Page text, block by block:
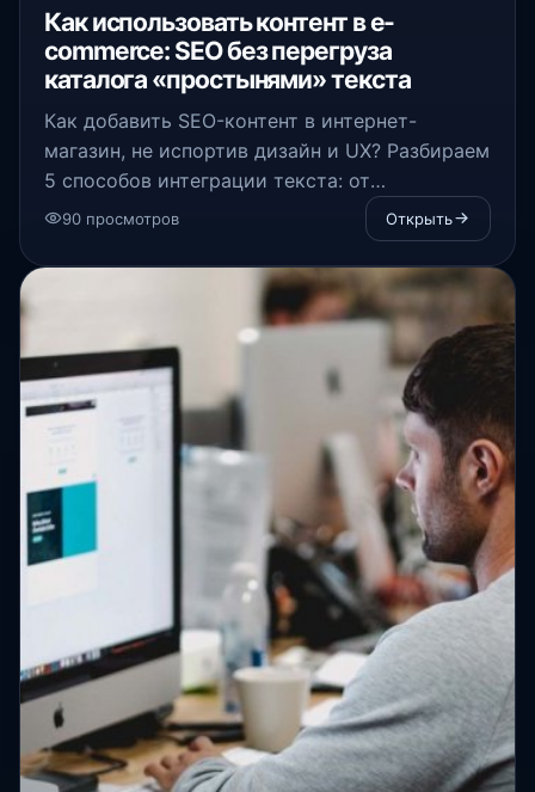
Как использовать контент в e-
commerce: SEO без перегруза
каталога «простынями» текста
Как добавить SEO-контент в интернет-
магазин, не испортив дизайн и UX? Разбираем
5 способов интеграции текста: от
микротекстов и блоков FAQ до UGC. Забудьте
о спамных «портянках» в каталоге!
90 просмотров Открыть